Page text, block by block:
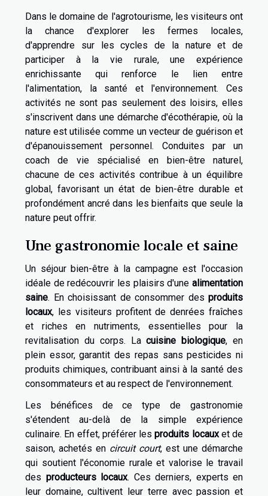
Dans le domaine de l'agrotourisme, les visiteurs ont
la chance d'explorer les fermes locales,
d'apprendre sur les cycles de la nature et de
participer à la vie rurale, une expérience
enrichissante qui renforce le lien entre
l'alimentation, la santé et l'environnement. Ces
activités ne sont pas seulement des loisirs, elles
s'inscrivent dans une démarche d'écothérapie, où la
nature est utilisée comme un vecteur de guérison et
d'épanouissement personnel. Conduites par un
coach de vie spécialisé en bien-être naturel,
chacune de ces activités contribue à un équilibre
global, favorisant un état de bien-être durable et
profondément ancré dans les bienfaits que seule la
nature peut offrir.
Une gastronomie locale et saine
Un séjour bien-être à la campagne est l'occasion
idéale de redécouvrir les plaisirs d'une alimentation
saine. En choisissant de consommer des produits
locaux, les visiteurs profitent de denrées fraîches
et riches en nutriments, essentielles pour la
revitalisation du corps. Lacuisine biologique, en
plein essor, garantit des repas sans pesticides ni
produits chimiques, contribuant ainsi à la santé des
consommateurs et au respect de l'environnement.
Les bénéfices de ce type de gastronomie
s'étendent au-delà de la simple expérience
culinaire. En effet, préférer lesproduits locauxet de
saison, achetés en circuit court, est une démarche
qui soutient l'économie rurale et valorise le travail
des producteurs locaux. Ces derniers, experts en
leur domaine, cultivent leur terre avec passion et